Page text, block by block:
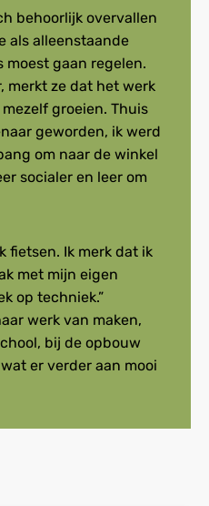
behoorlijk overvallen
als alleenstaande
moest gaan regelen.
merkt ze dat het werk
groeien. Thuis
geworden, ik werd
om naar de winkel
socialer en leer om
fietsen. Ik merk dat ik
met mijn eigen
op techniek.”
werk van maken,
bij de opbouw
er verder aan mooi